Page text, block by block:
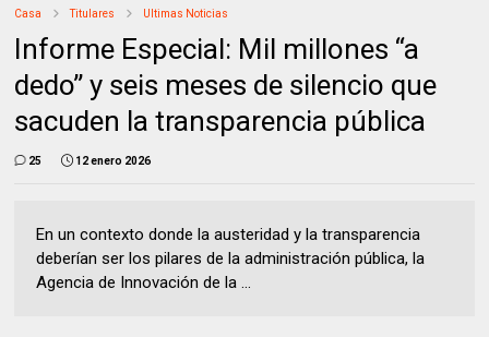
Casa Titulares Ultimas Noticias
Informe Especial: Mil millones “a
dedo” y seis meses de silencio que
sacuden la transparencia pública
25 12 enero 2026
En un contexto donde la austeridad y la transparencia
deberían ser los pilares de la administración pública, la
Agencia de Innovación de la ...